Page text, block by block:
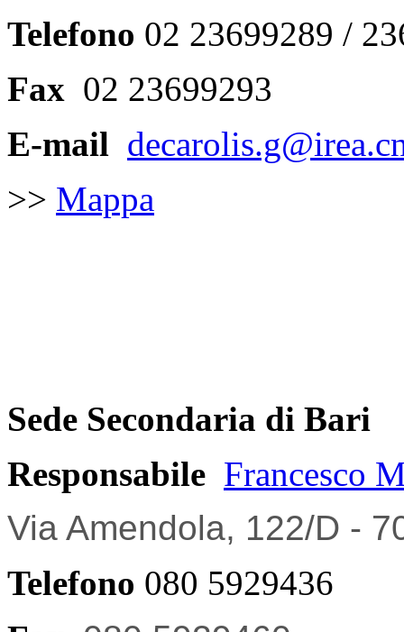
Telefono 02 23699289 /
Fax 02 23699293
E-mail
>> Mappa
Sede Secondaria di Bari
Responsabile Francesco
Via Amendola, 122/D -
Telefono 080 5929436